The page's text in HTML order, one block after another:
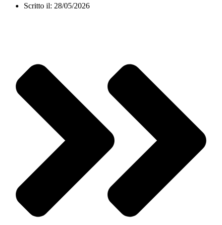
Scritto il: 28/05/2026